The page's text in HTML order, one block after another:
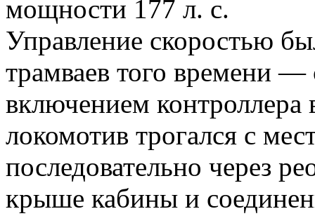
мощности 177 л. с.
Управление скоростью
трамваев того времени
включением контроллера
локомотив трогался с
последовательно через
крыше кабины и